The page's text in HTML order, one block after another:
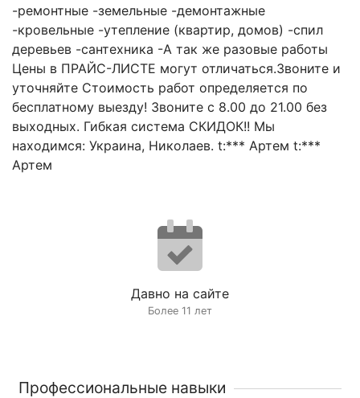
-ремонтные -земельные -демонтажные
-кровельные -утепление (квартир, домов) -спил
деревьев -сантехника -А так же разовые работы
Цены в ПРАЙС-ЛИСТЕ могут отличаться.Звоните и
уточняйте Стоимость работ определяется по
бесплатному выезду! Звоните с 8.00 до 21.00 без
выходных. Гибкая система СКИДОК!! Мы
находимся: Украина, Николаев. t:*** Артем t:***
Артем
Давно на сайте
Более 11 лет
Профессиональные навыки